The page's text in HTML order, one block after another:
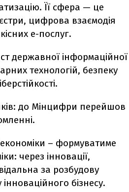
Її сфера — це
цифрова взаємодія
е-послуг.
державної інформаційної
технологій, безпеку
до Мінцифри перейшов
– формуватиме
через інновації,
за розбудову
бізнесу.